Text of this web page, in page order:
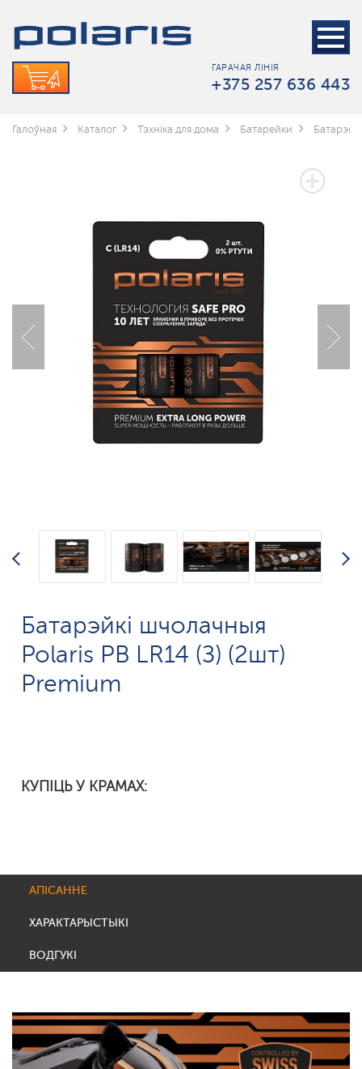
ГАРАЧАЯ ЛІНІЯ
+375 257 636 443
Галоўная Каталог Тэхніка для дома Батарейки
Батарэйкі шчолачныя
Polaris PB LR14 (З) (2шт)
Premium
КУПІЦЬ У КРАМАХ:
АПІСАННЕ
ХАРАКТАРЫСТЫКІ
ВОДГУКІ